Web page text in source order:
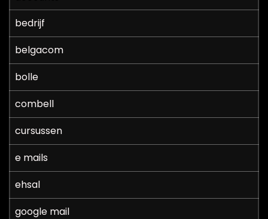
bedrijf
belgacom
bolle
combell
cursussen
e mails
ehsal
google mail